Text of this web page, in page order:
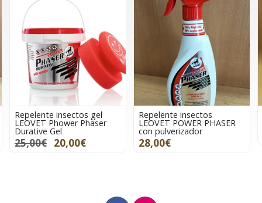
Repelente insectos gel
LEOVET Phower Phaser
Durative Gel
25,00€ 20,00€
Repelente insectos
LEOVET POWER PHASER
con pulverizador
28,00€